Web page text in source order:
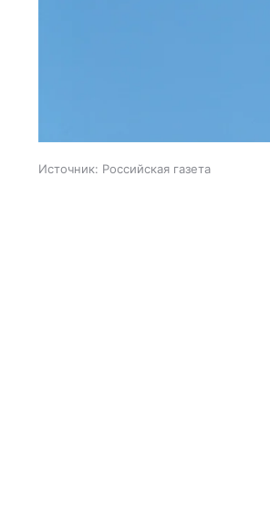
Источник: Российская газета